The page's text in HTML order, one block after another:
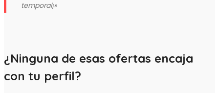
temporal¡»
¿Ninguna de esas ofertas encaja
con tu perfil?